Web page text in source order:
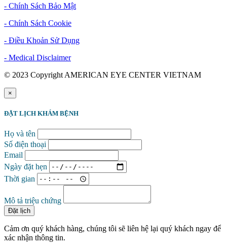
- Chính Sách Bảo Mật
- Chính Sách Cookie
- Điều Khoản Sử Dụng
- Medical Disclaimer
© 2023 Copyright AMERICAN EYE CENTER VIETNAM
×
ĐẶT LỊCH KHÁM BỆNH
Họ và tên
Số điện thoại
Email
Ngày đặt hẹn
Thời gian
Mô tả triệu chứng
Đặt lịch
Cảm ơn quý khách hàng, chúng tôi sẽ liên hệ lại quý khách ngay để
xác nhận thông tin.